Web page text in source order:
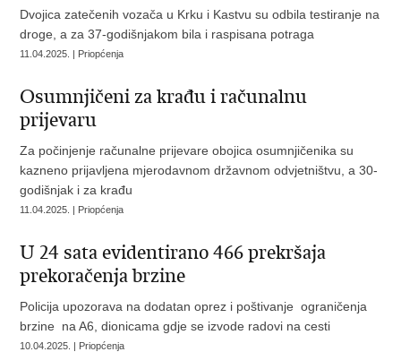
Dvojica zatečenih vozača u Krku i Kastvu su odbila testiranje na
droge, a za 37-godišnjakom bila i raspisana potraga
11.04.2025. | Priopćenja
Osumnjičeni za krađu i računalnu
prijevaru
Za počinjenje računalne prijevare obojica osumnjičenika su
kazneno prijavljena mjerodavnom državnom odvjetništvu, a 30-
godišnjak i za krađu
11.04.2025. | Priopćenja
U 24 sata evidentirano 466 prekršaja
prekoračenja brzine
Policija upozorava na dodatan oprez i poštivanje ograničenja
brzine na A6, dionicama gdje se izvode radovi na cesti
10.04.2025. | Priopćenja